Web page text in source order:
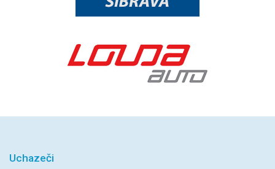
Uchazeči